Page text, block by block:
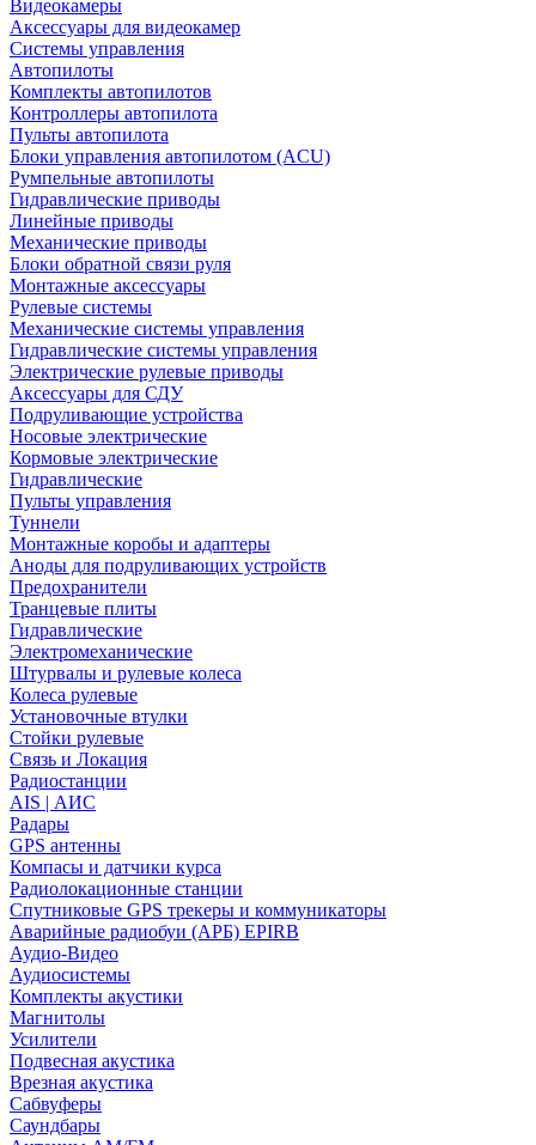
Видеокамеры
Аксессуары для видеокамер
Системы управления
Автопилоты
Комплекты автопилотов
Контроллеры автопилота
Пульты автопилота
Блоки управления автопилотом (ACU)
Румпельные автопилоты
Гидравлические приводы
Линейные приводы
Механические приводы
Блоки обратной связи руля
Монтажные аксессуары
Рулевые системы
Механические системы управления
Гидравлические системы управления
Электрические рулевые приводы
Аксессуары для СДУ
Подруливающие устройства
Носовые электрические
Кормовые электрические
Гидравлические
Пульты управления
Туннели
Монтажные коробы и адаптеры
Аноды для подруливающих устройств
Предохранители
Транцевые плиты
Гидравлические
Электромеханические
Штурвалы и рулевые колеса
Колеса рулевые
Установочные втулки
Стойки рулевые
Связь и Локация
Радиостанции
AIS | АИС
Радары
GPS антенны
Компасы и датчики курса
Радиолокационные станции
Спутниковые GPS трекеры и коммуникаторы
Аварийные радиобуи (АРБ) EPIRB
Аудио-Видео
Аудиосистемы
Комплекты акустики
Магнитолы
Усилители
Подвесная акустика
Врезная акустика
Сабвуферы
Саундбары